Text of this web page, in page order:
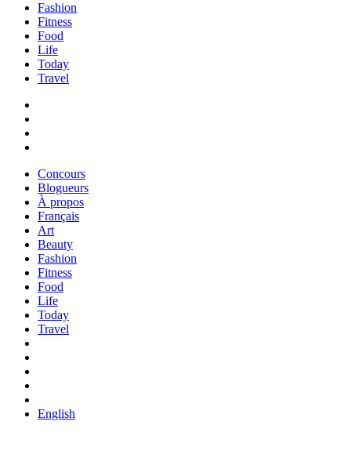
Fashion
Fitness
Food
Life
Today
Travel
Concours
Blogueurs
À propos
Français
Art
Beauty
Fashion
Fitness
Food
Life
Today
Travel
English